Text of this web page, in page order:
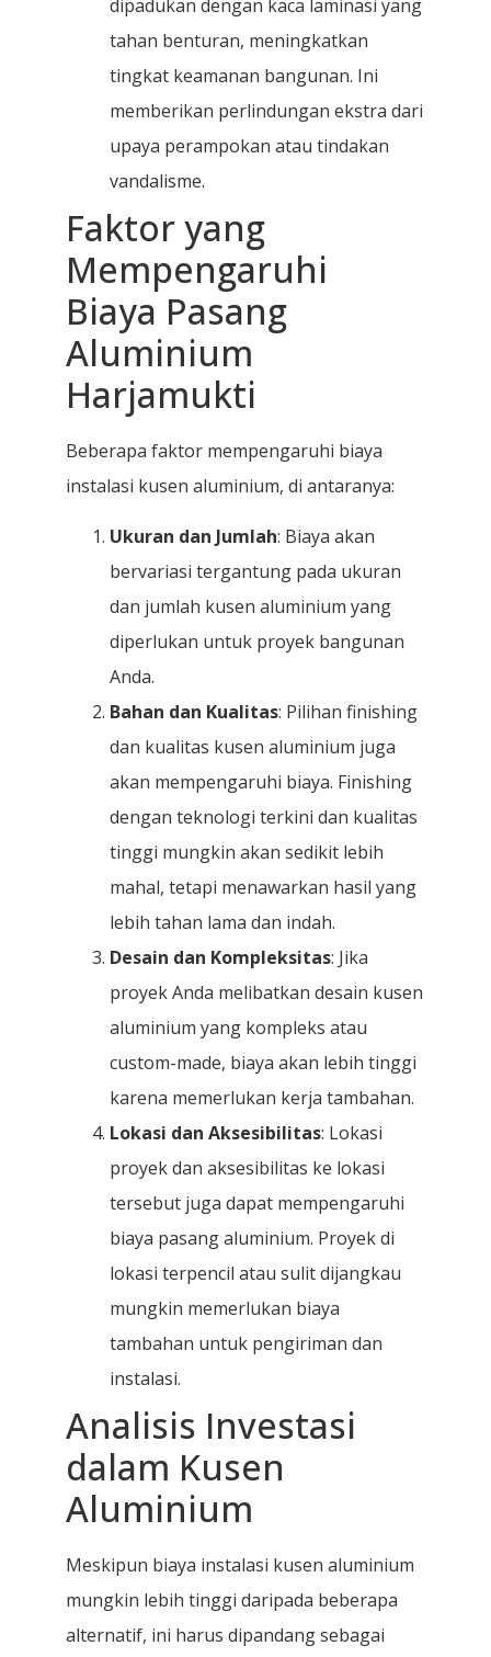
dipadukan dengan kaca laminasi yang
tahan benturan, meningkatkan
tingkat keamanan bangunan. Ini
memberikan perlindungan ekstra dari
upaya perampokan atau tindakan
vandalisme.
Faktor yang
Mempengaruhi
Biaya Pasang
Aluminium
Harjamukti
Beberapa faktor mempengaruhi biaya
instalasi kusen aluminium, di antaranya:
Ukuran dan Jumlah: Biaya akan
bervariasi tergantung pada ukuran
dan jumlah kusen aluminium yang
diperlukan untuk proyek bangunan
Anda.
Bahan dan Kualitas: Pilihan finishing
dan kualitas kusen aluminium juga
akan mempengaruhi biaya. Finishing
dengan teknologi terkini dan kualitas
tinggi mungkin akan sedikit lebih
mahal, tetapi menawarkan hasil yang
lebih tahan lama dan indah.
Desain dan Kompleksitas: Jika
proyek Anda melibatkan desain kusen
aluminium yang kompleks atau
custom-made, biaya akan lebih tinggi
karena memerlukan kerja tambahan.
Lokasi dan Aksesibilitas: Lokasi
proyek dan aksesibilitas ke lokasi
tersebut juga dapat mempengaruhi
biaya pasang aluminium. Proyek di
lokasi terpencil atau sulit dijangkau
mungkin memerlukan biaya
tambahan untuk pengiriman dan
instalasi.
Analisis Investasi
dalam Kusen
Aluminium
Meskipun biaya instalasi kusen aluminium
mungkin lebih tinggi daripada beberapa
alternatif, ini harus dipandang sebagai